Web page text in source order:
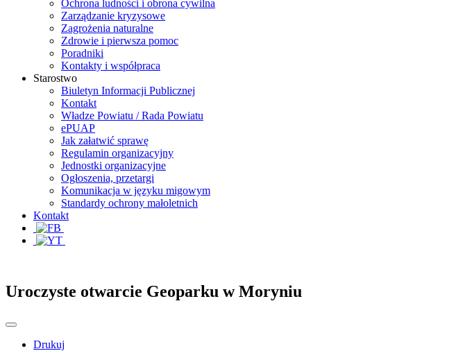
Ochrona ludności i obrona cywilna
Zarządzanie kryzysowe
Zagrożenia naturalne
Zdrowie i pierwsza pomoc
Poradniki
Kontakty i współpraca
Starostwo
Biuletyn Informacji Publicznej
Kontakt
Władze Powiatu / Rada Powiatu
ePUAP
Jak załatwić sprawę
Regulamin organizacyjny
Jednostki organizacyjne
Ogłoszenia, przetargi
Komunikacja w języku migowym
Standardy ochrony małoletnich
Kontakt
Uroczyste otwarcie Geoparku w Moryniu
Drukuj